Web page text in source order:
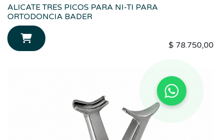
ALICATE TRES PICOS PARA NI-TI PARA
ORTODONCIA BADER
$ 78.750,00